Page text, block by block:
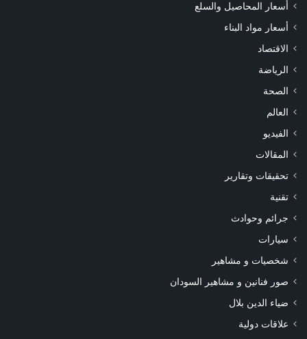
أسعار المحاصيل والسلع
أسعار مواد البناء
الاقتصاد
الرياضة
الصحة
العالم
الفيديو
المقالات
تحقيقات وتقارير
تقنية
جرائم وحوادث
سيارات
شخصيات و مشاهير
صور فنانين و مشاهير السودان
ضياء الدين بلال
علاقات دولية